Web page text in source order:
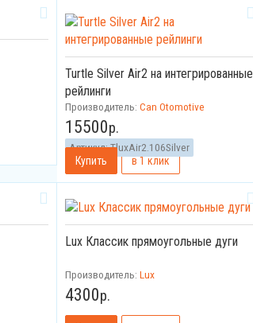
Turtle Silver Air2 на интегрированные
рейлинги
Артикул:TluxAir2.106Silver
Производитель: Can Otomotive
15500р.
Lux Классик прямоугольные дуги
Производитель: Lux
4300р.